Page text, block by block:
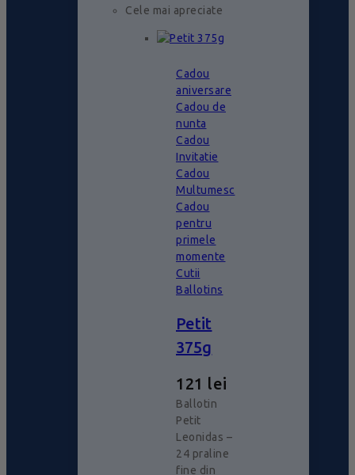
Cele mai apreciate
Cadou
aniversare
Cadou de
nunta
Cadou
Invitatie
Cadou
Multumesc
Cadou
pentru
primele
momente
Cutii
Ballotins
Petit
375g
121 lei
Ballotin
Petit
Leonidas –
24 praline
fine din